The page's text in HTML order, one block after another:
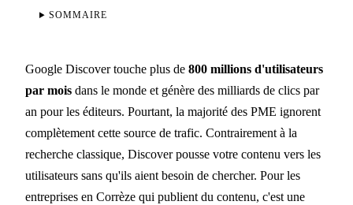
SOMMAIRE
Google Discover touche plus de 800 millions d'utilisateurs
par mois dans le monde et génère des milliards de clics par
an pour les éditeurs. Pourtant, la majorité des PME ignorent
complètement cette source de trafic. Contrairement à la
recherche classique, Discover pousse votre contenu vers les
utilisateurs sans qu'ils aient besoin de chercher. Pour les
entreprises en Corrèze qui publient du contenu, c'est une